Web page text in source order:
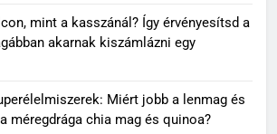
mint a kasszánál? Így érvényesítsd a
akarnak kiszámlázni egy
Miért jobb a lenmag és
méregdrága chia mag és quinoa?